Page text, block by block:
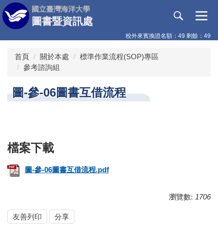
跳
到
主
要
國立臺灣海洋大學
圖書暨資訊處
校外來賓換證名額：49 剩餘：49
首頁 關於本處
標準作業流程(SOP)專區
參考諮詢組
圖-參-06圖書互借流程
圖-參-06圖書互借流程.pdf
瀏覽數: 1706
友善列印 分享